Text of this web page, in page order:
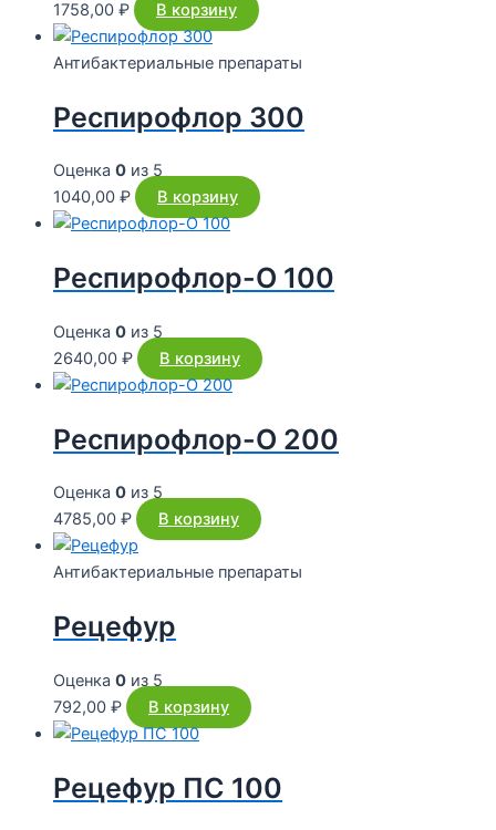
1758,00 ₽ В корзину
Антибактериальные препараты
Респирофлор 300
Оценка 0 из 5
1040,00 ₽ В корзину
Респирофлор-О 100
Оценка 0 из 5
2640,00 ₽ В корзину
Респирофлор-О 200
Оценка 0 из 5
4785,00 ₽ В корзину
Антибактериальные препараты
Рецефур
Оценка 0 из 5
792,00 ₽ В корзину
Рецефур ПС 100